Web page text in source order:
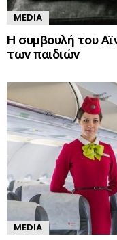
MEDIA
Η συμβουλή του
των παιδιών
MEDIA